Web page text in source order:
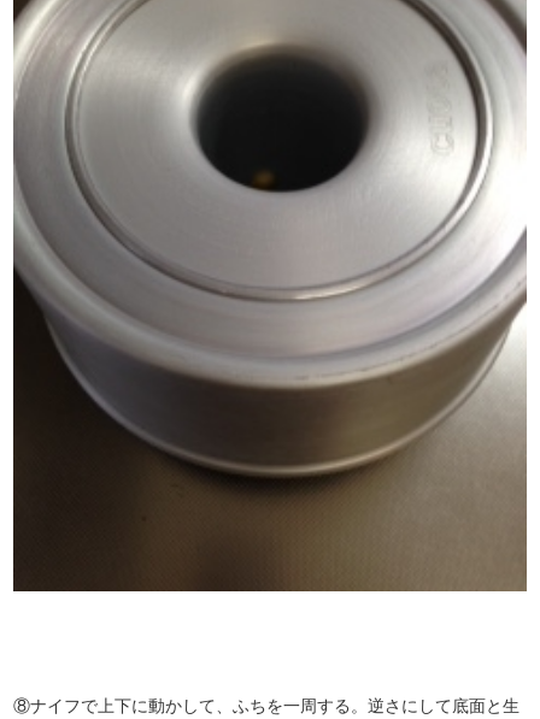
⑧ナイフで上下に動かして、ふちを一周する。逆さにして底面と生